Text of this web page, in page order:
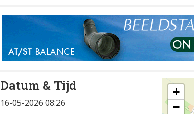
Datum & Tijd
16-05-2026 08:26
+
−